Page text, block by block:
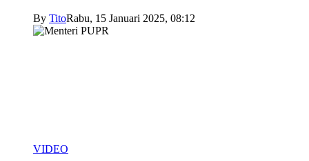
By TitoRabu, 15 Januari 2025, 08:12
VIDEO